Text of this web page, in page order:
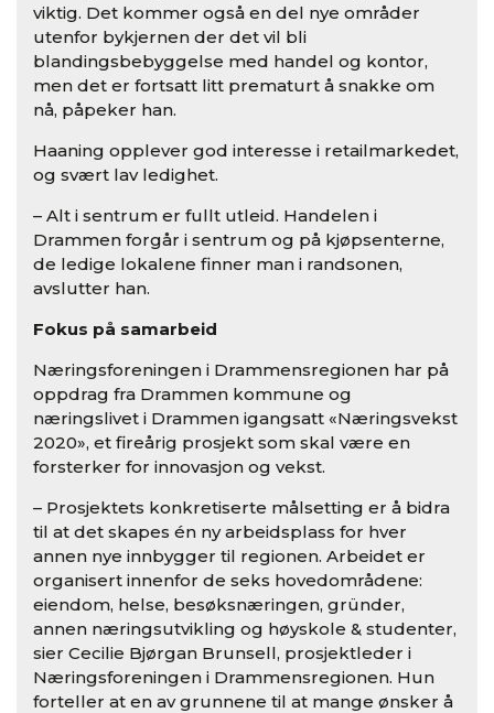
viktig. Det kommer også en del nye områder
utenfor bykjernen der det vil bli
blandingsbebyggelse med handel og kontor,
men det er fortsatt litt prematurt å snakke om
nå, påpeker han.
Haaning opplever god interesse i retailmarkedet,
og svært lav ledighet.
– Alt i sentrum er fullt utleid. Handelen i
Drammen forgår i sentrum og på kjøpsenterne,
de ledige lokalene finner man i randsonen,
avslutter han.
Fokus på samarbeid
Næringsforeningen i Drammensregionen har på
oppdrag fra Drammen kommune og
næringslivet i Drammen igangsatt «Næringsvekst
2020», et fireårig prosjekt som skal være en
forsterker for innovasjon og vekst.
– Prosjektets konkretiserte målsetting er å bidra
til at det skapes én ny arbeidsplass for hver
annen nye innbygger til regionen. Arbeidet er
organisert innenfor de seks hovedområdene:
eiendom, helse, besøksnæringen, gründer,
annen næringsutvikling og høyskole & studenter,
sier Cecilie Bjørgan Brunsell, prosjektleder i
Næringsforeningen i Drammensregionen. Hun
forteller at en av grunnene til at mange ønsker å